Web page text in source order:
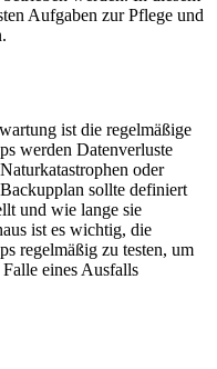
Aufgaben zur Pflege und
ist die regelmäßige
werden Datenverluste
oder
sollte definiert
und wie lange sie
ist es wichtig, die
regelmäßig zu testen, um
eines Ausfalls